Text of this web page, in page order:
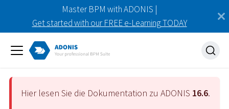
Master BPM with ADONIS |
Get started with our FREE e-Learning TODAY
Hier lesen Sie die Dokumentation zu ADONIS 16.6.